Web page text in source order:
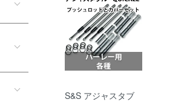
S&S アジャスタブ